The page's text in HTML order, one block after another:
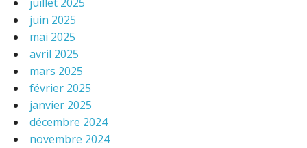
juin 2025
mai 2025
avril 2025
mars 2025
février 2025
janvier 2025
décembre 2024
novembre 2024